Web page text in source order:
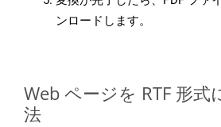
ンロードします。
Web ページを RTF 形式
法